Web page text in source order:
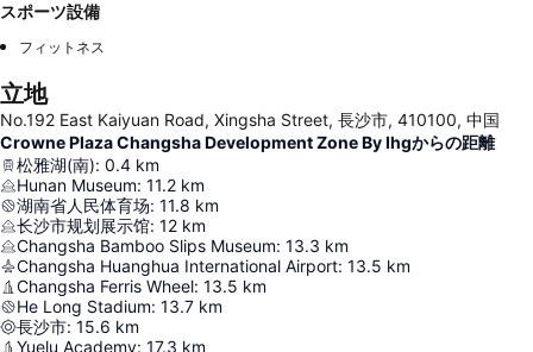
スポーツ設備
フィットネス
立地
No.192 East Kaiyuan Road, Xingsha Street, 長沙市, 410100, 中国
Crowne Plaza Changsha Development Zone By Ihgからの距離
松雅湖(南): 0.4 km
Hunan Museum: 11.2 km
湖南省人民体育场: 11.8 km
长沙市规划展示馆: 12 km
Changsha Bamboo Slips Museum: 13.3 km
Changsha Huanghua International Airport: 13.5 km
Changsha Ferris Wheel: 13.5 km
He Long Stadium: 13.7 km
長沙市: 15.6 km
Yuelu Academy: 17.3 km